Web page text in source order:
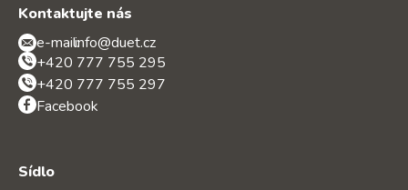
Kontaktujte nás
e-mail:info@duet.cz
+420 777 755 295
+420 777 755 297
Facebook
Sídlo